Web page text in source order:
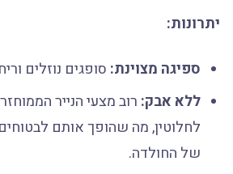
יתרונות:
ספיגה מצוינת:סופגים נוזלים
ללא אבק:רוב מצעי הנייר
לחלוטין, מה שהופך אותם
של החולדה.